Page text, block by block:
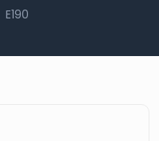
E190